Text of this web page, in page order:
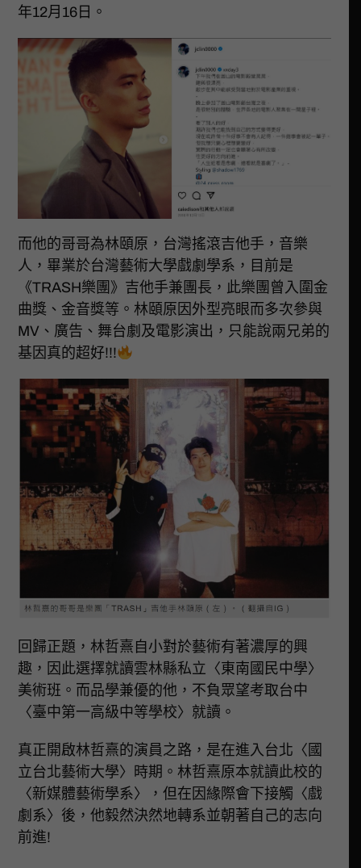
年12月16日。
而他的哥哥為林頤原，台灣搖滾吉他手，音樂
人，畢業於台灣藝術大學戲劇學系，目前是
《TRASH樂團》吉他手兼團長，此樂團曾入圍金
曲獎、金音獎等。林頤原因外型亮眼而多次參與
MV、廣告、舞台劇及電影演出，只能說兩兄弟的
基因真的超好!!!
回歸正題，林哲熹自小對於藝術有著濃厚的興
趣，因此選擇就讀雲林縣私立〈東南國民中學〉
美術班。而品學兼優的他，不負眾望考取台中
〈臺中第一高級中等學校〉就讀。
真正開啟林哲熹的演員之路，是在進入台北〈國
立台北藝術大學〉時期。林哲熹原本就讀此校的
〈新媒體藝術學系〉，但在因緣際會下接觸〈戲
劇系〉後，他毅然決然地轉系並朝著自己的志向
前進!